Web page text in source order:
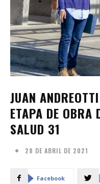
JUAN
ETAPA DE OBRA
SALUD 31
28 DE ABRIL DE 2021
Facebook